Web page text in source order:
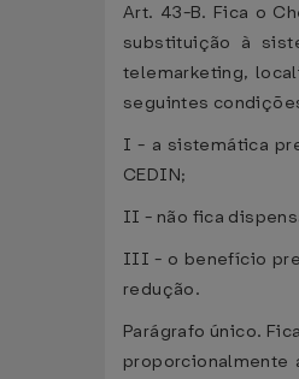
Art. 43-B. Fica o
substituição à
telemarketing,
seguintes
I - a sistemática
CEDIN;
II - não fica
III - o benefício
redução.
Parágrafo único.